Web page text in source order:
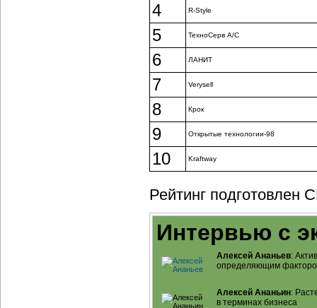
4 R-Style
5 ТехноСерв А/C
6 ЛАНИТ
7 Verysell
8 Крок
9 Открытые технологии-98
10 Kraftway
Рейтинг подготовлен
Интервью с
Алексей Ананьев:
определяющим
Алексей Ананьин:
в терминах бизнеса